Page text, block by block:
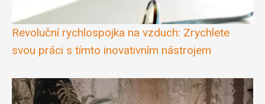
Revoluční rychlospojka na vzduch: Zrychlete
svou práci s tímto inovativním nástrojem